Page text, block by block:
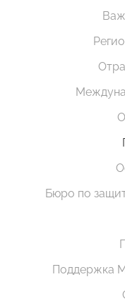
Бюро по
Поддержка